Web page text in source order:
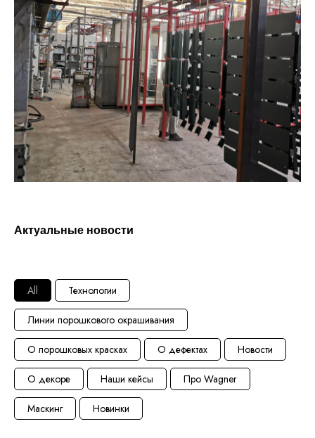
Актуальные новости
All Технологии
Линии порошкового окрашивания
О порошковых красках О дефектах Новости
О декоре Наши кейсы Про Wagner
Маскинг Новинки